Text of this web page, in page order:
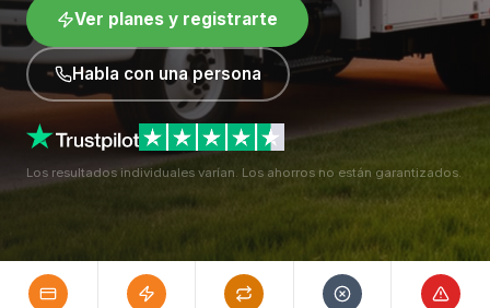
Ver planes y registrarte
Habla con una persona
Los resultados individuales varían. Los ahorros no están garantizados.